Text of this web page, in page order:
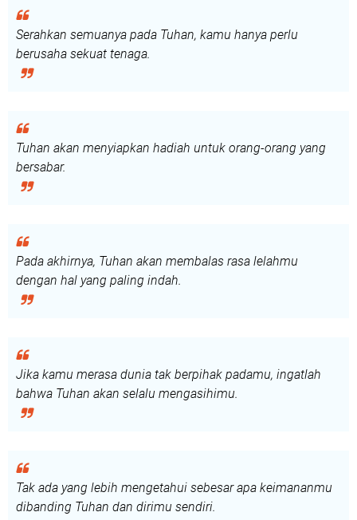
Serahkan semuanya pada Tuhan, kamu hanya perlu
berusaha sekuat tenaga.
Tuhan akan menyiapkan hadiah untuk orang-orang yang
bersabar.
Pada akhirnya, Tuhan akan membalas rasa lelahmu
dengan hal yang paling indah.
Jika kamu merasa dunia tak berpihak padamu, ingatlah
bahwa Tuhan akan selalu mengasihimu.
Tak ada yang lebih mengetahui sebesar apa keimananmu
dibanding Tuhan dan dirimu sendiri.